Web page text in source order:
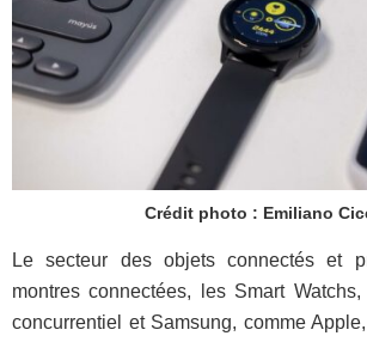
Crédit photo : Emiliano
Le secteur des objets connectés et
montres connectées, les Smart
concurrentiel et Samsung, comme